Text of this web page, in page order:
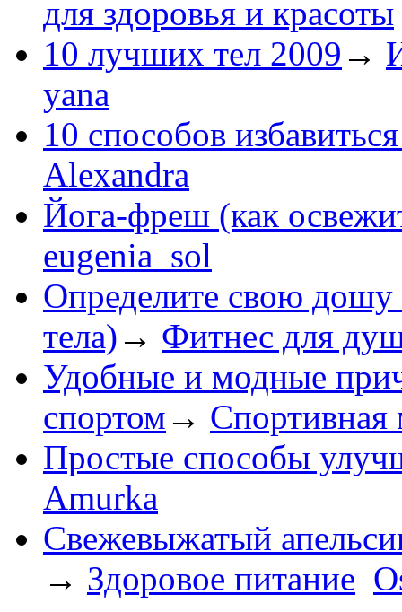
для здоровья и красоты
10 лучших тел 2009 →
yana
10 способов
Alexandra
Йога-фреш (как
eugenia_sol
Определите свою
тела) → Фитнес для
Удобные и модные
спортом → Спортивная
Простые способы
Amurka
Свежевыжатый
→ Здоровое питание